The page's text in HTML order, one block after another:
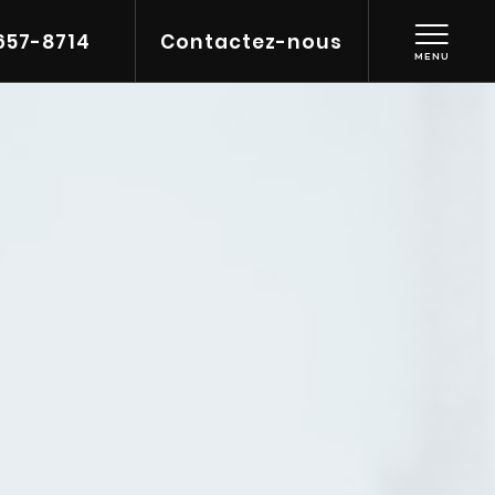
MENU
Contactez-nous
8714